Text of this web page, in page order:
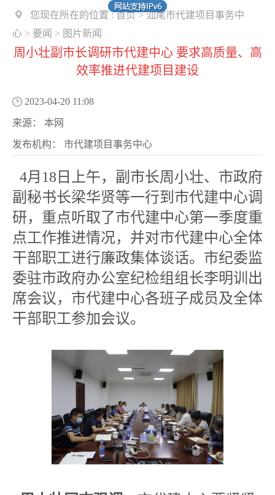
您现在所在的位置 :首页>汕尾市代建项目事务中
心 > 要闻 > 图片新闻
周小壮副市长调研市代建中心 要求高质量、高
效率推进代建项目建设
2023-04-20 11:08
来源： 本网
发布机构： 市代建项目事务中心
4月18日上午，副市长周小壮、市政府
副秘书长梁华贤等一行到市代建中心调
研，重点听取了市代建中心第一季度重
点工作推进情况，并对市代建中心全体
干部职工进行廉政集体谈话。市纪委监
委驻市政府办公室纪检组组长李明训出
席会议，市代建中心各班子成员及全体
干部职工参加会议。